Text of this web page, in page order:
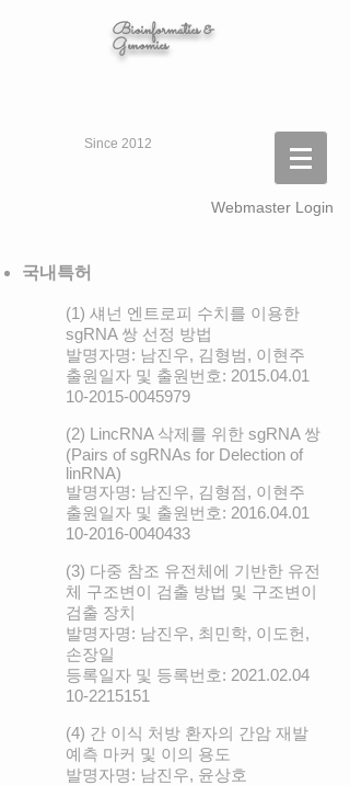
Bioinformatics &
Genomics
Since 2012
Webmaster Login
국내특허
(1) 섀넌 엔트로피 수치를 이용한
sgRNA 쌍 선정 방법
발명자명: 남진우, 김형범, 이현주
출원일자 및 출원번호: 2015.04.01
10-2015-0045979
(2) LincRNA 삭제를 위한 sgRNA 쌍
(Pairs of sgRNAs for Delection of
linRNA)
발명자명: 남진우, 김형점, 이현주
출원일자 및 출원번호: 2016.04.01
10-2016-0040433
(3) 다중 참조 유전체에 기반한 유전
체 구조변이 검출 방법 및 구조변이
검출 장치
발명자명: 남진우, 최민학, 이도헌,
손장일
등록일자 및 등록번호: 2021.02.04
10-2215151
(4) 간 이식 처방 환자의 간암 재발
예측 마커 및 이의 용도
발명자명: 남진우, 윤상호